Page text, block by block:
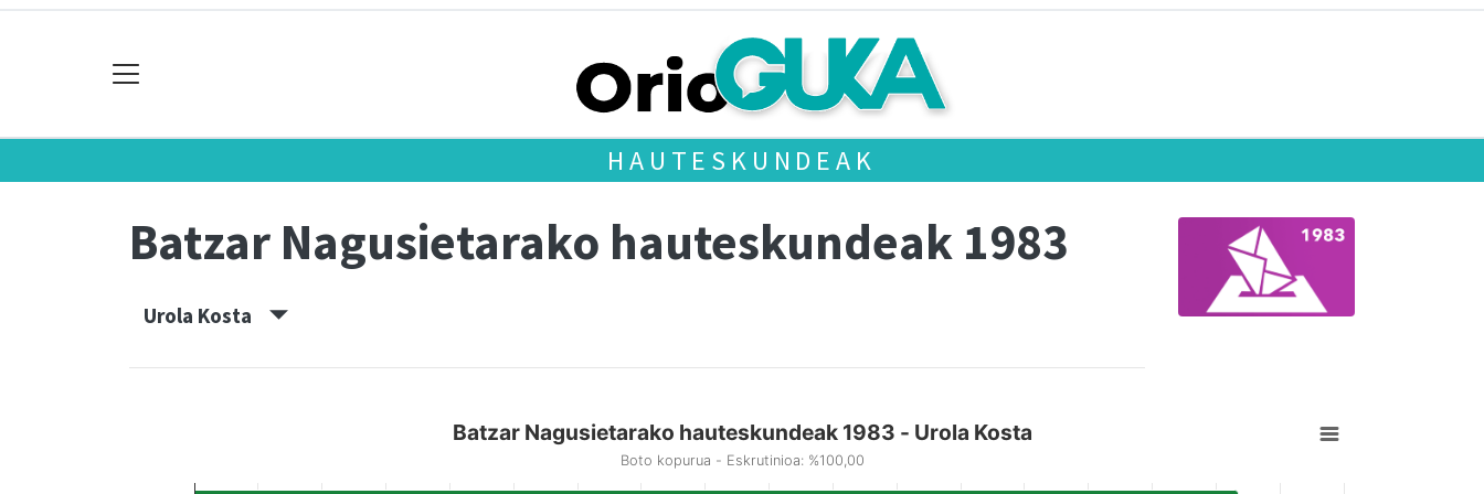
HAUTESKUNDEAK
Batzar Nagusietarako hauteskundeak 1983
Urola Kosta
Batzar Nagusietarako hauteskundeak 1983 - Urola Kosta
Boto kopurua - Eskrutinioa: %100,00